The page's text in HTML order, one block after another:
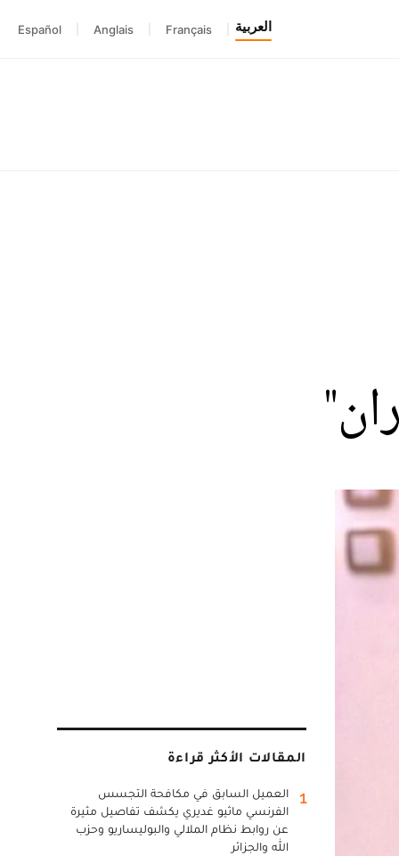
العربية Français
Anglais
Español
المقالات الأكثر قراءة
1
العميل السابق في مكافحة التجسس
الفرنسي ماثيو غديري يكشف تفاصيل مثيرة
عن روابط نظام الملالي والبوليساريو وحزب
الله والجزائر